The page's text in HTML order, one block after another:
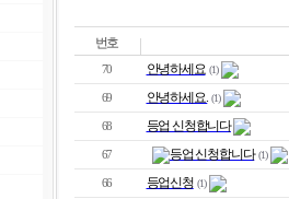
70 안녕하세요 (1)
69 안녕하세요. (1)
68 등업 신청합니다
67 등업 신청합니다 (1)
66 등업신청 (1)